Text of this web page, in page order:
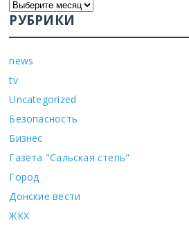
РУБРИКИ
news
tv
Uncategorized
Безопасность
Бизнес
Газета "Сальская степь"
Город
Донские вести
ЖКХ